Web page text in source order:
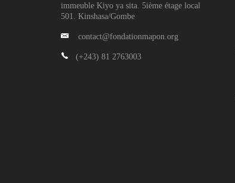
immeuble Kiyo ya sita. 5ième étage local
501. Kinshasa/Gombe
contact@fondationmapon.org
(+243) 81 2763003